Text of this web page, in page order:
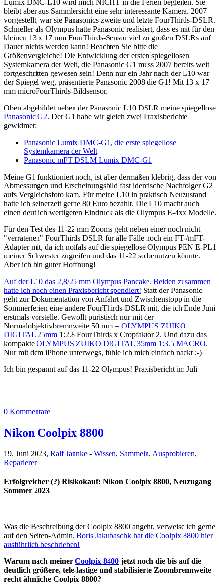
Lumix DMC-L10 wird mich NICHT in die Ferien begleiten. Sie
bleibt aber aus Sammlersicht eine sehr interessante Kamera. 2007
vorgestellt, war sie Panasonics zweite und letzte FourThirds-DSLR.
Schneller als Olympus hatte Panasonic realisiert, dass es mit für den
kleinen 13 x 17 mm FourThirds-Sensor viel zu großen DSLRs auf
Dauer nichts werden kann! Beachten Sie bitte die
Größenvergleiche! Die Entwicklung der ersten spiegellosen
Systemkamera der Welt, die Panasonic G1 muss 2007 bereits weit
fortgeschritten gewesen sein! Denn nur ein Jahr nach der L10 war
der Spiegel weg, präsentierte Panasonic 2008 die G1! Mit 13 x 17
mm microFourThirds-Bildsensor.
Oben abgebildet neben der Panasonic L10 DSLR meine spiegellose
Panasonic G2. Der G1 habe wir gleich zwei Praxisberichte
gewidmet:
Panasonic Lumix DMC-G1, die erste spiegellose
Systemkamera der Welt
Panasonic mFT DSLM Lumix DMC-G1
Meine G1 funktioniert noch, ist aber dermaßen klebrig, dass der von
Abmessungen und Erscheinungsbild fast identische Nachfolger G2
aufs Vergleichsfoto kam. Für meine L10 in praktisch Neuzustand
hatte ich seinerzeit gerne 80 Euro bezahlt. Die L10 macht auch
einen deutlich wertigeren Eindruck als die Olympus E-4xx Modelle.
Für den Test des 11-22 mm Zooms geht neben einer noch nicht
"verratenen" FourThirds DSLR für alle Fälle noch ein FT-/mFT-
Adapter mit, da ich notfals auf die spiegellose Olympus PEN E-PL1
meiner Schwester zugreifen und das 11-22 so benutzen könnte.
Aber ich bin guter Hoffnung!
Auf der L10 das 2,8/25 mm Olympus Pancake. Beiden zusammen
hatte ich noch einen Praxisbericht spendiert! Statt der Panasonic
geht zur Dokumentation von Anfahrt und Zwischenstopp in die
Sommerferien eine andere FourThirds-DSLR mit, die ich Ende Juni
erstmals vorstelle. Gewollt puristisch nur mit der
Normalobjektivbremnweite 50 mm = OLYMPUS ZUIKO
DIGITAL 25mm 1:2.8 FourThirds x Cropfaktor 2. Und dazu das
kompakte OLYMPUS ZUIKO DIGITAL 35mm 1:3.5 MACRO.
Nur mit dem iPhone unterwegs, fühle ich mich einfach nackt ;-)
Ich bin gespannt auf das 11-22 Olympus! Praxisbericht im Juli
0 Kommentare
Nikon Coolpix 8800
19. Juni 2023, Ralf Jannke - Wissen, Sammeln, Ausprobieren,
Reparieren
Erfolgreicher (?) Risikokauf: Nikon Coolpix 8800, Neuzugang
Sommer 2023
Was die Beschreibung der Coolpix 8800 angeht, verweise ich gerne
auf den Seiten-Admin. Boris Jakubaschk hat die Coolpix 8800 hier
ausführlich beschrieben!
Warum nach meiner Coolpix 8400 jetzt noch die bis auf die
deutlich größere, tele-lastige und stabilisierte Zoombrennweite
recht ähnliche Coolpix 8800?